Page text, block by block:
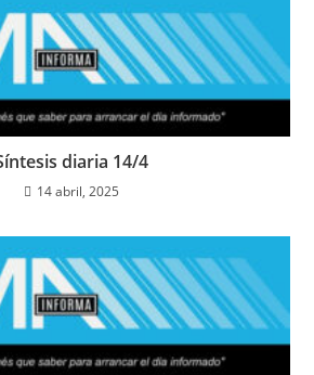
diaria 14/4
14 abril, 2025